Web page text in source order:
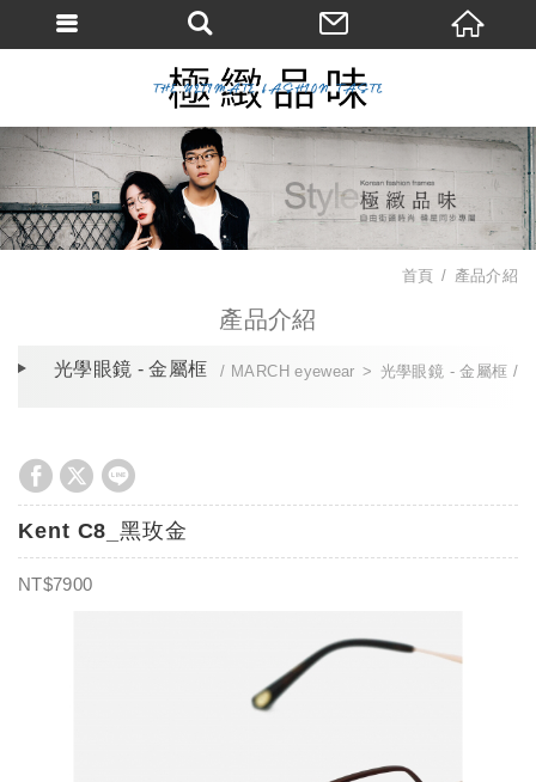
產品介紹
首頁 產品介紹
光學眼鏡 - 金屬框 MARCH eyewear 光學眼鏡 - 金屬框
Kent C8_黑玫金
NT$7900